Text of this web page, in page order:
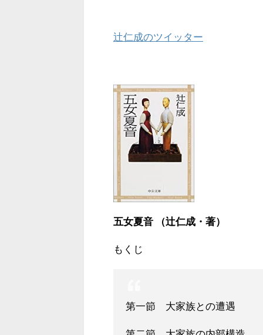
辻仁成のツイッター
五女夏音 （辻仁成・著）
もくじ
第一節 大家族との遭遇